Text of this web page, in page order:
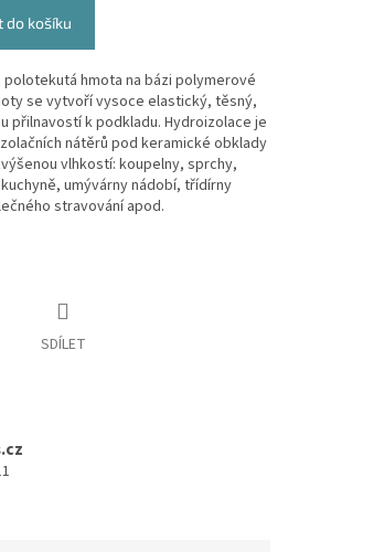
do košíku
hmota na bázi polymerové
se vytvoří vysoce elastický, těsný,
přilnavostí k podkladu. Hydroizolace je
nátěrů pod keramické obklady
vlhkostí: koupelny, sprchy,
umývárny nádobí, třídírny
stravování apod.
SDÍLET